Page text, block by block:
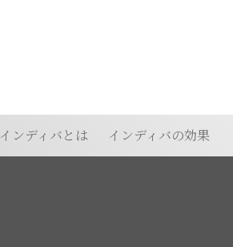
インディバとは インディバの効果